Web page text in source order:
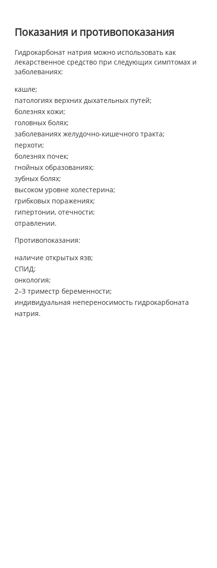
Показания и противопоказания
Гидрокарбонат натрия можно использовать как
лекарственное средство при следующих симптомах и
заболеваниях:
кашле;
патологиях верхних дыхательных путей;
болезнях кожи;
головных болях;
заболеваниях желудочно-кишечного тракта;
перхоти;
болезнях почек;
гнойных образованиях;
зубных болях;
высоком уровне холестерина;
грибковых поражениях;
гипертонии, отечности;
отравлении.
Противопоказания:
наличие открытых язв;
СПИД;
онкология;
2–3 триместр беременности;
индивидуальная непереносимость гидрокарбоната
натрия.